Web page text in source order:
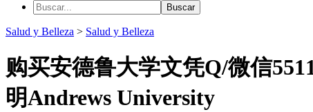
Salud y Belleza > Salud y Belleza
购买安德鲁大学文凭Q/微信
明Andrews University